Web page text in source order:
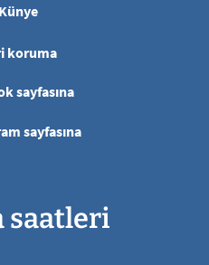
Künye
koruma
sayfasına
sayfasına
saatleri